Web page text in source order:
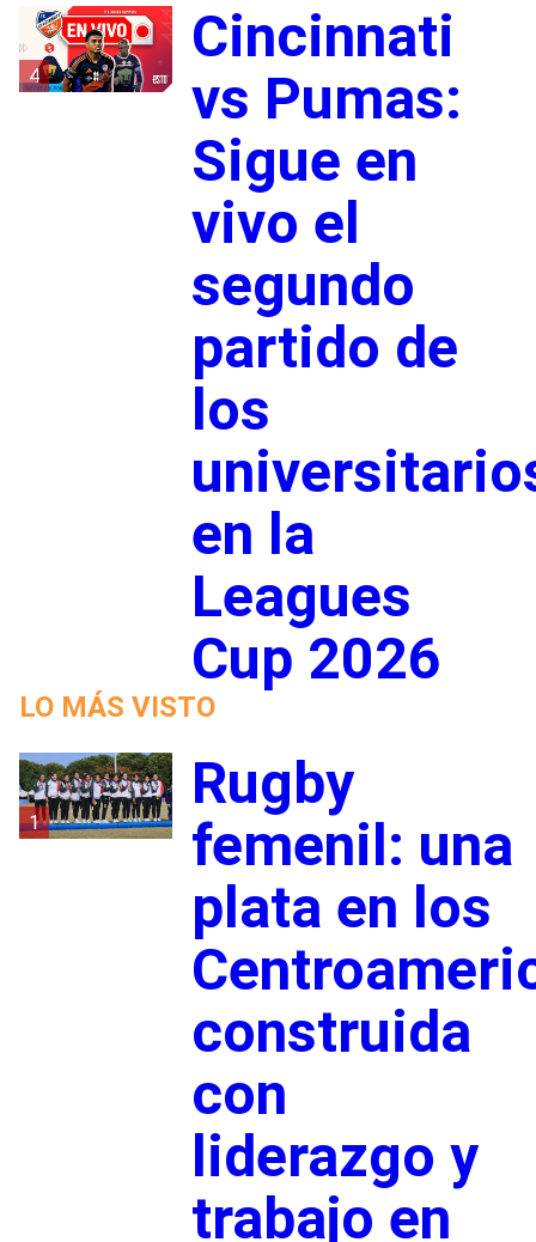
4
Cincinnati
vs Pumas:
Sigue en
vivo el
segundo
partido de
los
en la
Leagues
Cup 2026
LO MÁS VISTO
1
Rugby
femenil: una
plata en los
construida
con
liderazgo y
trabajo en